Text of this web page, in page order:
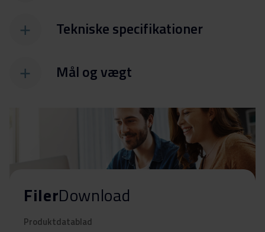
Tekniske specifikationer
Mål og vægt
FilerDownload
Produktdatablad